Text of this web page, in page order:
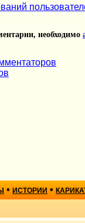
необходимо
• ИСТОРИИ •